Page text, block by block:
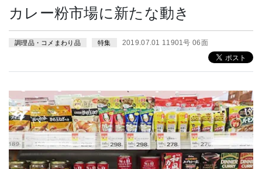
カレー粉市場に新たな動き
調理品・コメまわり品 特集 2019.07.01 11901号 06面